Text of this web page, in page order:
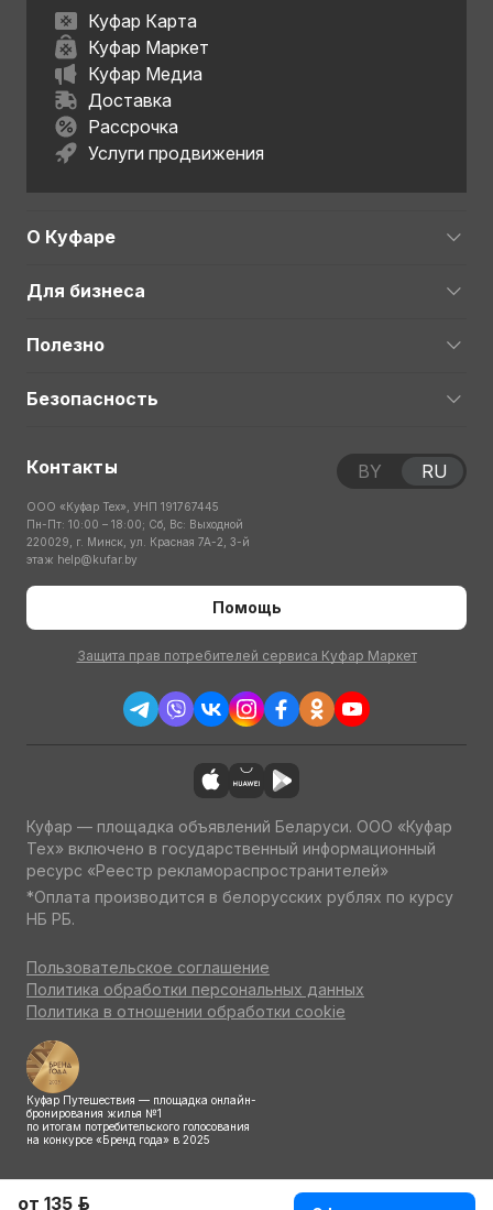
от 135 р.
Куфар Карта
Куфар Маркет
Куфар Медиа
Доставка
Рассрочка
Услуги продвижения
О Куфаре
Для бизнеса
Полезно
Безопасность
Контакты
ООО «Куфар Тех», УНП 191767445
Пн-Пт: 10:00 – 18:00; Сб, Вс: Выходной
220029, г. Минск, ул. Красная 7А-2, 3-й
этаж help@kufar.by
Помощь
Защита прав потребителей сервиса Куфар Маркет
BY RU
Куфар — площадка объявлений Беларуси. ООО «Куфар
Тех» включено в государственный информационный
ресурс «Реестр рекламораспространителей»
*Оплата производится в белорусских рублях по курсу
НБ РБ.
Пользовательское соглашение
Политика обработки персональных данных
Политика в отношении обработки cookie
Куфар Путешествия — площадка онлайн-
бронирования жилья №1
по итогам потребительского голосования
на конкурсе «Бренд года» в 2025